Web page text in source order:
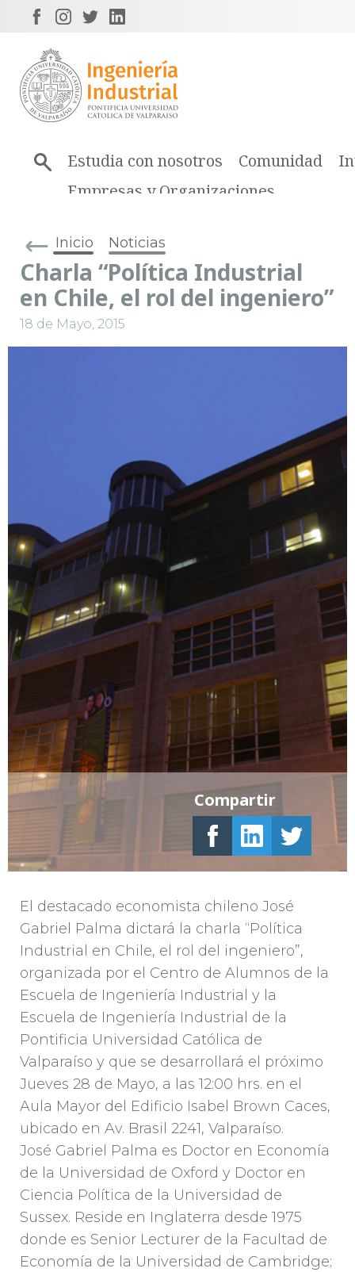
Estudia con nosotros Comunidad
Empresas y Organizaciones
Inicio Noticias
Charla “Política Industrial
en Chile, el rol del ingeniero”
18 de Mayo, 2015
El destacado economista chileno José
Gabriel Palma dictará la charla “Política
Industrial en Chile, el rol del ingeniero”,
organizada por el Centro de Alumnos de la
Escuela de Ingeniería Industrial y la
Escuela de Ingeniería Industrial de la
Pontificia Universidad Católica de
Valparaíso y que se desarrollará el próximo
Jueves 28 de Mayo, a las 12:00 hrs. en el
Aula Mayor del Edificio Isabel Brown Caces,
ubicado en Av. Brasil 2241, Valparaíso.
José Gabriel Palma es Doctor en Economía
de la Universidad de Oxford y Doctor en
Ciencia Política de la Universidad de
Sussex. Reside en Inglaterra desde 1975
donde es Senior Lecturer de la Facultad de
Economía de la Universidad de Cambridge;
Compartir